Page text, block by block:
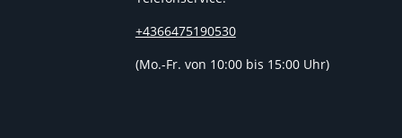
+4366475190530
(Mo.-Fr. von 10:00 bis 15:00 Uhr)